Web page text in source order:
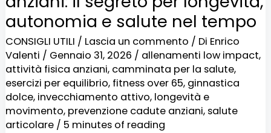
autonomia e salute nel tempo
CONSIGLI UTILI / Lascia un commento / Di Enrico
Valenti / Gennaio 31, 2026 / allenamenti low impact,
attività fisica anziani, camminata per la salute,
esercizi per equilibrio, fitness over 65, ginnastica
dolce, invecchiamento attivo, longevità e
movimento, prevenzione cadute anziani, salute
articolare/ 5 minutes of reading
salute
nel
tempo